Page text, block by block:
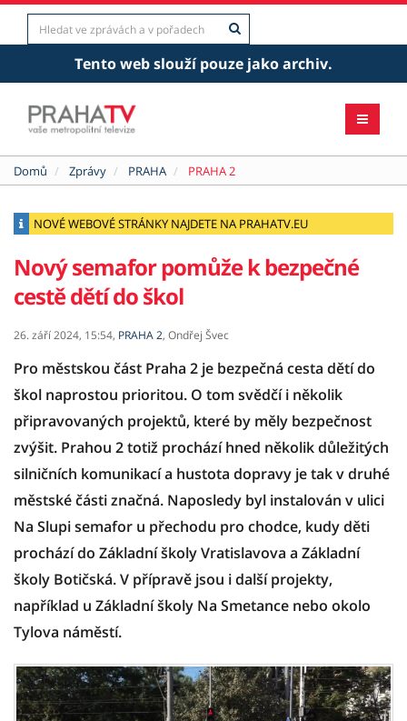
Tento web slouží pouze jako archiv.
Domů Zprávy PRAHA PRAHA 2
NOVÉ WEBOVÉ STRÁNKY NAJDETE NA PRAHATV.EU
Nový semafor pomůže k bezpečné
cestě dětí do škol
26. září 2024, 15:54, PRAHA 2, Ondřej Švec
Pro městskou část Praha 2 je bezpečná cesta dětí do
škol naprostou prioritou. O tom svědčí i několik
připravovaných projektů, které by měly bezpečnost
zvýšit. Prahou 2 totiž prochází hned několik důležitých
silničních komunikací a hustota dopravy je tak v druhé
městské části značná. Naposledy byl instalován v ulici
Na Slupi semafor u přechodu pro chodce, kudy děti
prochází do Základní školy Vratislavova a Základní
školy Botičská. V přípravě jsou i další projekty,
například u Základní školy Na Smetance nebo okolo
Tylova náměstí.